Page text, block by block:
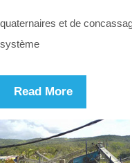
quaternaires et de
système
Read More